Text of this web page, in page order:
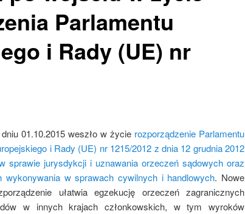
Parlamentu
i Rady (UE) nr
01.10.2015 weszło w życie rozporządzenie Parlamentu
i Rady (UE) nr 1215/2012 z dnia 12 grudnia 2012
sprawie jurysdykcji i uznawania orzeczeń sądowych oraz
wykonywania w sprawach cywilnych i handlowych. Nowe
ułatwia egzekucję orzeczeń zagranicznych
w innych krajach członkowskich, w tym wyroków